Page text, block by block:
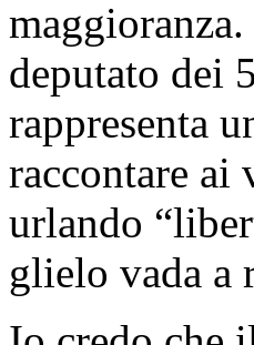
deputato dei
rappresenta
raccontare ai
urlando
glielo vada a